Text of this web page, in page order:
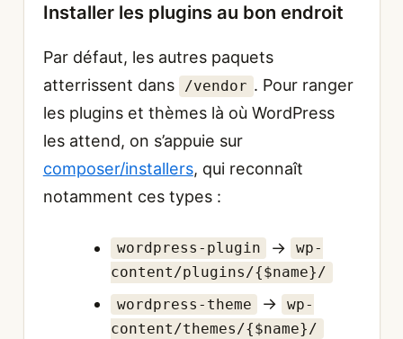
Installer les plugins au bon endroit
Par défaut, les autres paquets
atterrissent dans
/vendor . Pour ranger
les plugins et thèmes là où WordPress
les attend, on s’appuie sur
composer/installers, qui reconnaît
notamment ces types :
wordpress-plugin →
wp-
content/plugins/{$name}/
wordpress-theme
→
wp-
content/themes/{$name}/